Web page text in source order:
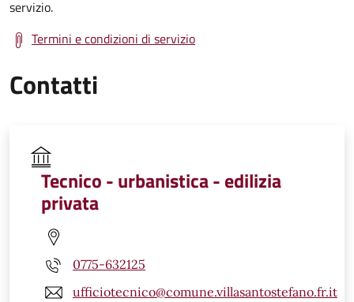
servizio.
Termini e condizioni di servizio
Contatti
Tecnico - urbanistica - edilizia
privata
0775-632125
ufficiotecnico@comune.villasantostefano.fr.it